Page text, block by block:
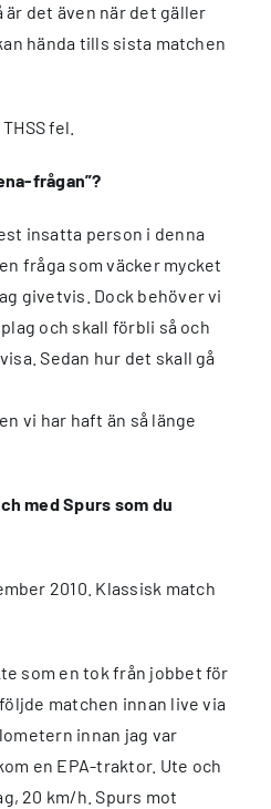
det även när det gäller
hända tills sista matchen
fel.
frågan”?
insatta person i denna
fråga som väcker mycket
givetvis. Dock behöver vi
och skall förbli så och
Sedan hur det skall gå
vi har haft än så länge
med Spurs som du
2010. Klassisk match
som en tok från jobbet för
matchen innan live via
innan jag var
en EPA-traktor. Ute och
20 km/h. Spurs mot